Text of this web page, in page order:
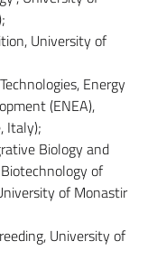
University of
Energy
(ENEA),
Italy);
Biology and
of
of Monastir
University of